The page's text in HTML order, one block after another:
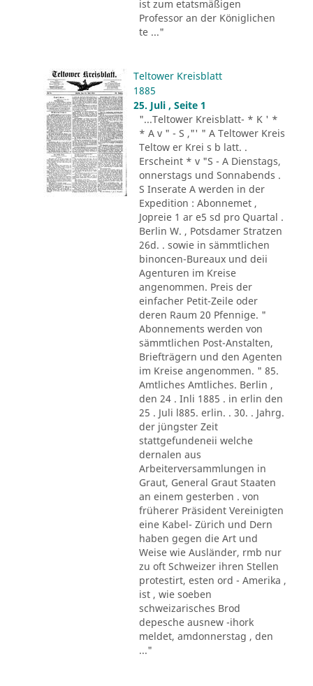
ist zum etatsmäßigen
Professor an der Königlichen
te ..."
Teltower Kreisblatt
1885
25. Juli , Seite 1
"...Teltower Kreisblatt- * K ' *
* A v " - S ,"' " A Teltower Kreis
Teltow er Krei s b latt. .
Erscheint * v "S - A Dienstags,
onnerstags und Sonnabends .
S Inserate A werden in der
Expedition : Abonnemet ,
Jopreie 1 ar e5 sd pro Quartal .
Berlin W. , Potsdamer Stratzen
26d. . sowie in sämmtlichen
binoncen-Bureaux und deii
Agenturen im Kreise
angenommen. Preis der
einfacher Petit-Zeile oder
deren Raum 20 Pfennige. "
Abonnements werden von
sämmtlichen Post-Anstalten,
Briefträgern und den Agenten
im Kreise angenommen. " 85.
Amtliches Amtliches. Berlin ,
den 24 . Inli 1885 . in erlin den
25 . Juli l885. erlin. . 30. . Jahrg.
der jüngster Zeit
stattgefundeneii welche
dernalen aus
Arbeiterversammlungen in
Graut, General Graut Staaten
an einem gesterben . von
früherer Präsident Vereinigten
eine Kabel- Zürich und Dern
haben gegen die Art und
Weise wie Ausländer, rmb nur
zu oft Schweizer ihren Stellen
protestirt, esten ord - Amerika ,
ist , wie soeben
schweizarisches Brod
depesche ausnew -ihork
meldet, amdonnerstag , den
..."